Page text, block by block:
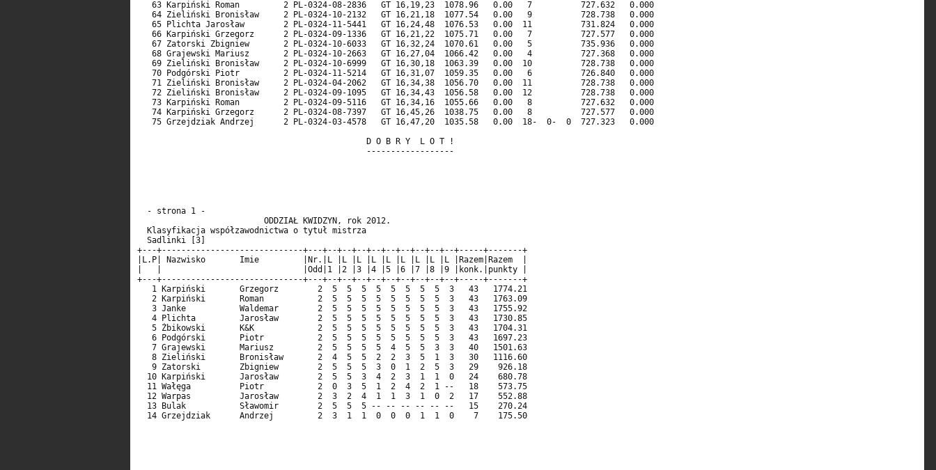
  - strona 1 -
                          ODDZIAŁ KWIDZYN, rok 2012.
  Klasyfikacja współzawodnictwa o tytuł mistrza
  Sadlinki [3]
+---+-----------------------------+---+--+--+--+--+--+--+--+--+--+-----+-------+
|L.P| Nazwisko       Imie         |Nr.|L |L |L |L |L |L |L |L |L |Razem|Razem  |
|   |                             |Odd|1 |2 |3 |4 |5 |6 |7 |8 |9 |konk.|punkty |
+---+-----------------------------+---+--+--+--+--+--+--+--+--+--+-----+-------+
   1 Karpiński       Grzegorz        2  5  5  5  5  5  5  5  5  3   43   1774.21
   2 Karpiński       Roman           2  5  5  5  5  5  5  5  5  3   43   1763.09
   3 Janke           Waldemar        2  5  5  5  5  5  5  5  5  3   43   1755.92
   4 Plichta         Jarosław        2  5  5  5  5  5  5  5  5  3   43   1730.85
   5 Żbikowski       K&K             2  5  5  5  5  5  5  5  5  3   43   1704.31
   6 Podgórski       Piotr           2  5  5  5  5  5  5  5  5  3   43   1697.23
   7 Grajewski       Mariusz         2  5  5  5  5  4  5  5  3  3   40   1501.63
   8 Zieliński       Bronisław       2  4  5  5  2  2  3  5  1  3   30   1116.60
   9 Zatorski        Zbigniew        2  5  5  5  3  0  1  2  5  3   29    926.18
  10 Karpiński       Jarosław        2  5  5  3  4  2  3  1  1  0   24    680.78
  11 Wałęga          Piotr           2  0  3  5  1  2  4  2  1 --   18    573.75
  12 Warpas          Jarosław        2  3  2  4  1  1  3  1  0  2   17    552.88
  13 Bulak           Sławomir        2  5  5  5 -- -- -- -- -- --   15    270.24
  14 Grzejdziak      Andrzej         2  3  1  1  0  0  0  1  1  0    7    175.50